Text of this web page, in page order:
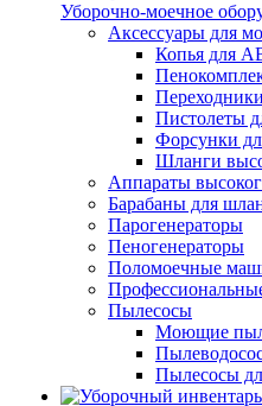
Уборочно-моечное
Аксессуары для
Копья для
Пистолеты
Форсунки
Шланги
Аппараты
Барабаны для
Парогенераторы
Пеногенераторы
Поломоечные
Пылесосы
Моющие
Пылесосы